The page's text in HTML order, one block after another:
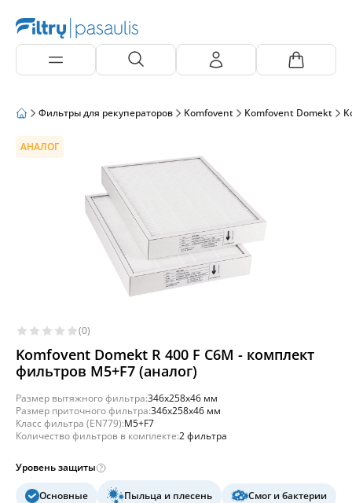
Фильтры для рекуператоров Komfovent Komfovent Domekt
АНАЛОГ
(0)
Komfovent Domekt R 400 F C6M - комплект
фильтров M5+F7 (аналог)
Размер вытяжного фильтра:346x258x46 мм
Размер приточного фильтра:346x258x46 мм
Класс фильтра (EN779):M5+F7
Количество фильтров в комплекте:2 фильтра
Уровень защиты
Основные Пыльца и плесень
Смог и бактерии